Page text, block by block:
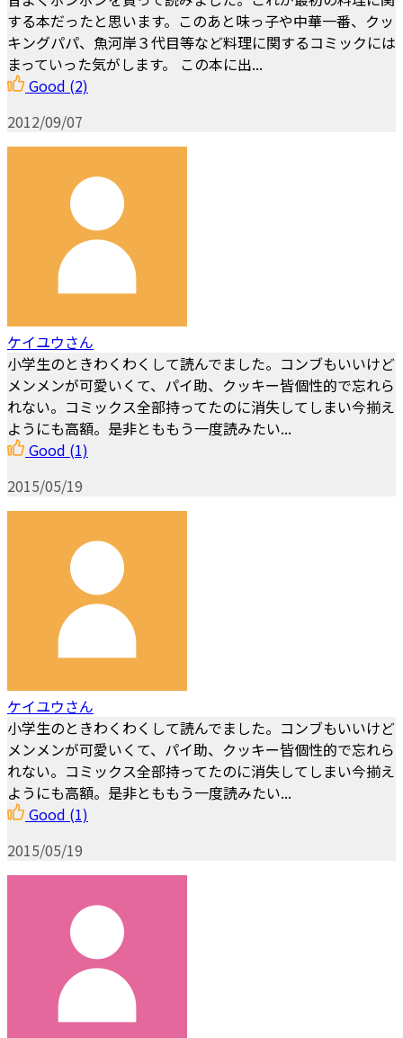
する本だったと思います。このあと味っ子や中華一番、クッ
キングパパ、魚河岸３代目等など料理に関するコミックには
まっていった気がします。 この本に出...
Good (2)
2012/09/07
ケイユウさん
小学生のときわくわくして読んでました。コンブもいいけど
メンメンが可愛いくて、パイ助、クッキー皆個性的で忘れら
れない。コミックス全部持ってたのに消失してしまい今揃え
ようにも高額。是非とももう一度読みたい...
Good (1)
2015/05/19
ケイユウさん
小学生のときわくわくして読んでました。コンブもいいけど
メンメンが可愛いくて、パイ助、クッキー皆個性的で忘れら
れない。コミックス全部持ってたのに消失してしまい今揃え
ようにも高額。是非とももう一度読みたい...
Good (1)
2015/05/19